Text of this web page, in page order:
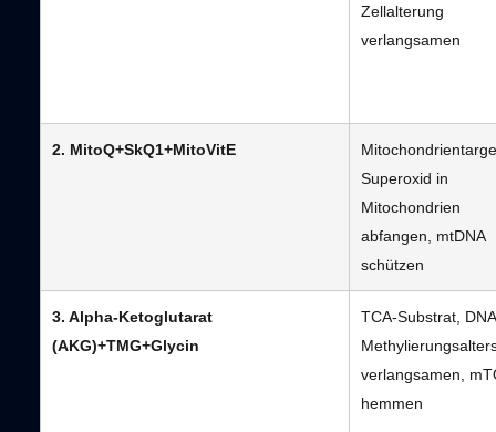
Zellalterung
verlangsamen
2. MitoQ+SkQ1+MitoVitE
Superoxid in
Mitochondrien
abfangen, mtDNA
schützen
3. Alpha-Ketoglutarat
(AKG)+TMG+Glycin
TCA-Substrat,
verlangsamen,
hemmen